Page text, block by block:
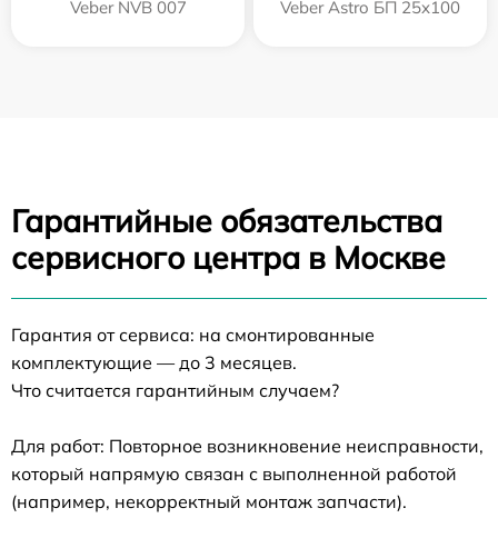
Veber NVB 007
Veber Astro БП 25x100
Гарантийные обязательства
сервисного центра в Москве
Гарантия от сервиса: на смонтированные
комплектующие — до 3 месяцев.
Что считается гарантийным случаем?
Для работ: Повторное возникновение неисправности,
который напрямую связан с выполненной работой
(например, некорректный монтаж запчасти).